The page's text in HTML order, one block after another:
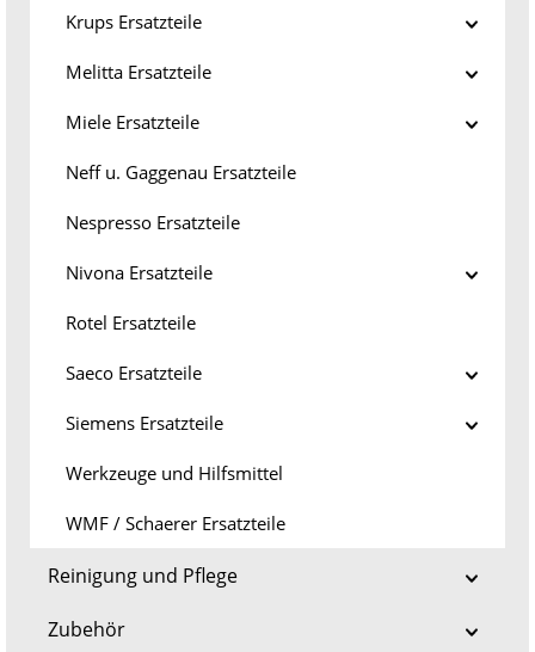
Krups Ersatzteile
Melitta Ersatzteile
Miele Ersatzteile
Neff u. Gaggenau Ersatzteile
Nespresso Ersatzteile
Nivona Ersatzteile
Rotel Ersatzteile
Saeco Ersatzteile
Siemens Ersatzteile
Werkzeuge und Hilfsmittel
WMF / Schaerer Ersatzteile
Reinigung und Pflege
Zubehör